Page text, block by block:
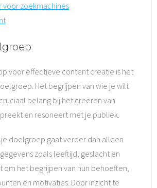
voor zoekmachines
voor effectieve content creatie is het
Het begrijpen van wie je wilt
belang bij het creëren van
en resoneert met je publiek.
je doelgroep gaat verder dan alleen
zoals leeftijd, geslacht en
om het begrijpen van hun behoeften,
en motivaties. Door inzicht te